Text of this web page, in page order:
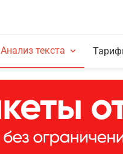
Анализ текста